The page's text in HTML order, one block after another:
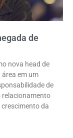
de
nova head de
em um
de
relacionamento
da